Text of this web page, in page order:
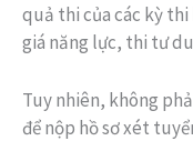
quả thi của các kỳ
giá năng lực, thi tư
Tuy nhiên, không
để nộp hồ sơ xét